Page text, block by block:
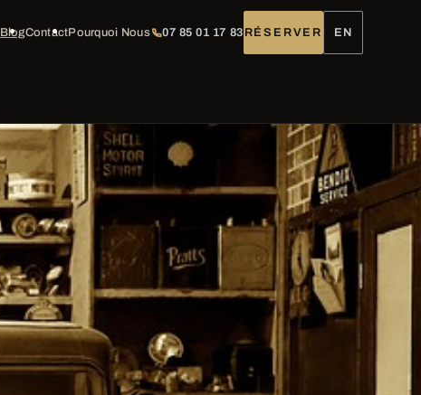
BlogContactPourquoi Nous 07 85 01 17 83 RÉSERVER EN